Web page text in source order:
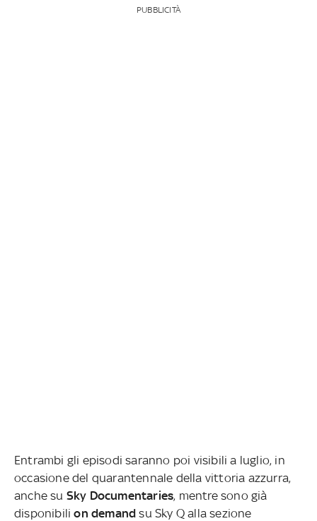
PUBBLICITÀ
Entrambi gli episodi saranno poi visibili a luglio, in
occasione del quarantennale della vittoria azzurra,
anche su Sky Documentaries, mentre sono già
disponibilion demand su Sky Q alla sezione